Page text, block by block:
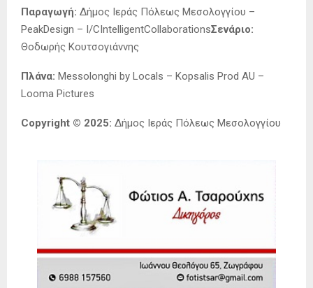
Παραγωγή: Δήμος Ιεράς Πόλεως Μεσολογγίου –
PeakDesign – I/CIntelligentCollaborationsΣενάριο:
Θοδωρής Κουτσογιάννης
Πλάνα: Messolonghi by Locals – Kopsalis Prod AU –
Looma Pictures
Copyright © 2025: Δήμος Ιεράς Πόλεως Μεσολογγίου